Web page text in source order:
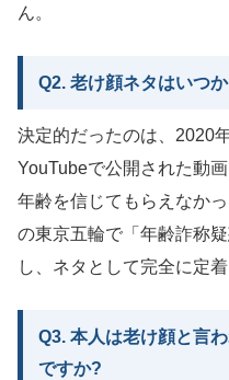
ん。
Q2. 老け顔ネタはいつ
決定的だったのは、2020
YouTubeで公開された動
年齢を信じてもらえなか
の東京五輪で「年齢詐称
し、ネタとして完全に定着
Q3. 本人は老け顔と言
ですか?